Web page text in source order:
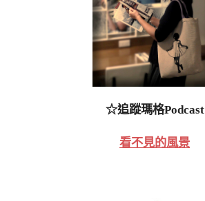
☆追蹤瑪格Podcast
看不見的風景